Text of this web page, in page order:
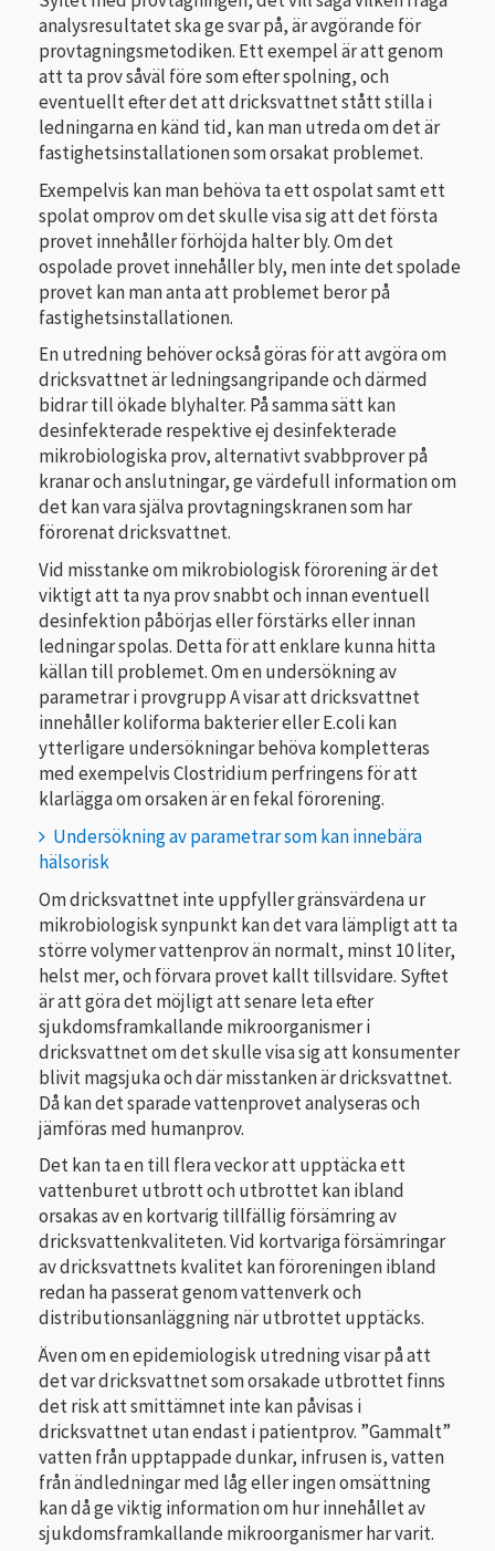
analysresultatet ska ge svar på, är avgörande för
provtagningsmetodiken. Ett exempel är att genom
att ta prov såväl före som efter spolning, och
eventuellt efter det att dricksvattnet stått stilla i
ledningarna en känd tid, kan man utreda om det är
fastighetsinstallationen som orsakat problemet.
Exempelvis kan man behöva ta ett ospolat samt ett
spolat omprov om det skulle visa sig att det första
provet innehåller förhöjda halter bly. Om det
ospolade provet innehåller bly, men inte det spolade
provet kan man anta att problemet beror på
fastighetsinstallationen.
En utredning behöver också göras för att avgöra om
dricksvattnet är ledningsangripande och därmed
bidrar till ökade blyhalter. På samma sätt kan
desinfekterade respektive ej desinfekterade
mikrobiologiska prov, alternativt svabbprover på
kranar och anslutningar, ge värdefull information om
det kan vara själva provtagningskranen som har
förorenat dricksvattnet.
Vid misstanke om mikrobiologisk förorening är det
viktigt att ta nya prov snabbt och innan eventuell
desinfektion påbörjas eller förstärks eller innan
ledningar spolas. Detta för att enklare kunna hitta
källan till problemet. Om en undersökning av
parametrar i provgrupp A visar att dricksvattnet
innehåller koliforma bakterier eller E.coli kan
ytterligare undersökningar behöva kompletteras
med exempelvis Clostridium perfringens för att
klarlägga om orsaken är en fekal förorening.
Undersökning av parametrar som kan innebära
hälsorisk
Om dricksvattnet inte uppfyller gränsvärdena ur
mikrobiologisk synpunkt kan det vara lämpligt att ta
större volymer vattenprov än normalt, minst 10 liter,
helst mer, och förvara provet kallt tillsvidare. Syftet
är att göra det möjligt att senare leta efter
sjukdomsframkallande mikroorganismer i
dricksvattnet om det skulle visa sig att konsumenter
blivit magsjuka och där misstanken är dricksvattnet.
Då kan det sparade vattenprovet analyseras och
jämföras med humanprov.
Det kan ta en till flera veckor att upptäcka ett
vattenburet utbrott och utbrottet kan ibland
orsakas av en kortvarig tillfällig försämring av
dricksvattenkvaliteten. Vid kortvariga försämringar
av dricksvattnets kvalitet kan föroreningen ibland
redan ha passerat genom vattenverk och
distributionsanläggning när utbrottet upptäcks.
Även om en epidemiologisk utredning visar på att
det var dricksvattnet som orsakade utbrottet finns
det risk att smittämnet inte kan påvisas i
dricksvattnet utan endast i patientprov. ”Gammalt”
vatten från upptappade dunkar, infrusen is, vatten
från ändledningar med låg eller ingen omsättning
kan då ge viktig information om hur innehållet av
sjukdomsframkallande mikroorganismer har varit.